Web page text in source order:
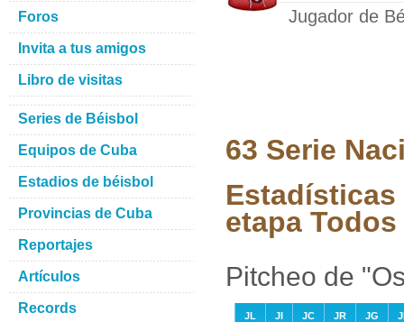
Jugador de
63 Serie
etapa
Pitcheo de
JL JI JC JR JG
Foros
Invita a tus amigos
Libro de visitas
Series de Béisbol
Equipos de Cuba
Estadios de béisbol
Provincias de Cuba
Reportajes
Artículos
Records